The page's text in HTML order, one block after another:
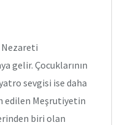
Nezareti
gelir. Çocuklarının
sevgisi ise daha
edilen Meşrutiyetin
biri olan